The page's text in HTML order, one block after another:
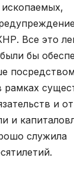
Все это
бы
рамках
и
и
служила